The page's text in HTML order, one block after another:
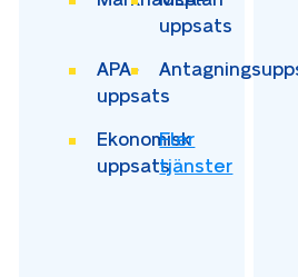
uppsats
APA-
uppsats
Ekonomisk
uppsats
Fler
tjänster